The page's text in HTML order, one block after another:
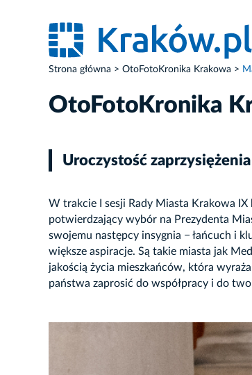
Strona główna OtoFotoKronika Krakowa
OtoFotoKronika
Uroczystość
W trakcie I sesji Rady Miasta Krakowa
potwierdzający wybór na Prezydenta
swojemu następcy insygnia − łańcuch i
większe aspiracje. Są takie miasta jak
jakością życia mieszkańców, która
państwa zaprosić do współpracy i do